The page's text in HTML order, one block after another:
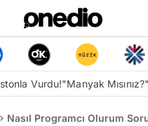
Vurdu!"Manyak Mısınız?"
Nasıl Programcı Olurum